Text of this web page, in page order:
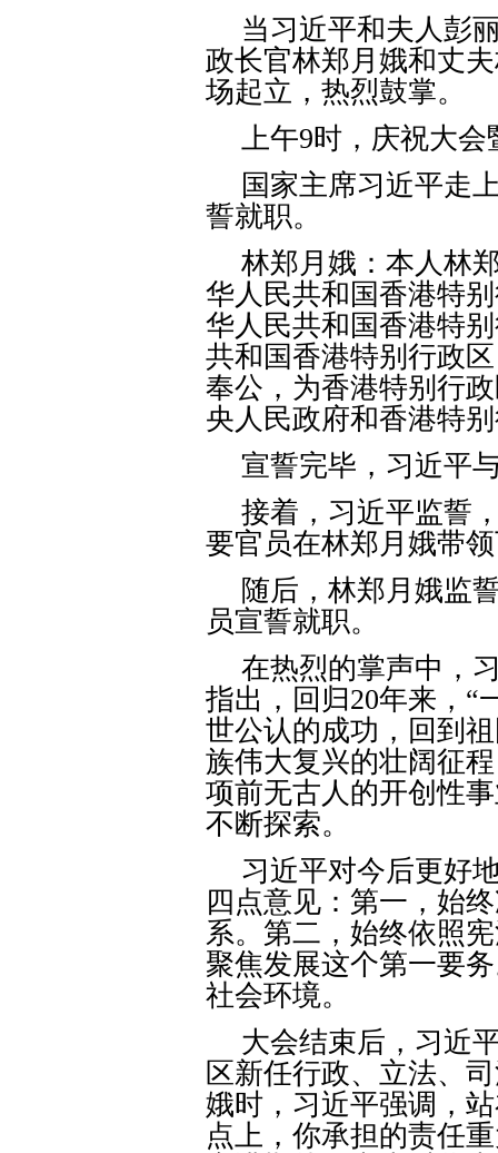
当习近平和夫人彭
政长官林郑月娥和丈
场起立，热烈鼓掌。
上午9时，庆祝大会
国家主席习近平走
誓就职。
林郑月娥：本人林
华人民共和国香港特
华人民共和国香港特
共和国香港特别行政
奉公，为香港特别行
央人民政府和香港特
宣誓完毕，习近平
接着，习近平监誓
要官员在林郑月娥带
随后，林郑月娥监
员宣誓就职。
在热烈的掌声中，
指出，回归20年来，“
世公认的成功，回到
族伟大复兴的壮阔征
项前无古人的开创性
不断探索。
习近平对今后更好
四点意见：第一，始
系。第二，始终依照
聚焦发展这个第一要
社会环境。
大会结束后，习近
区新任行政、立法、
娥时，习近平强调，
点上，你承担的责任